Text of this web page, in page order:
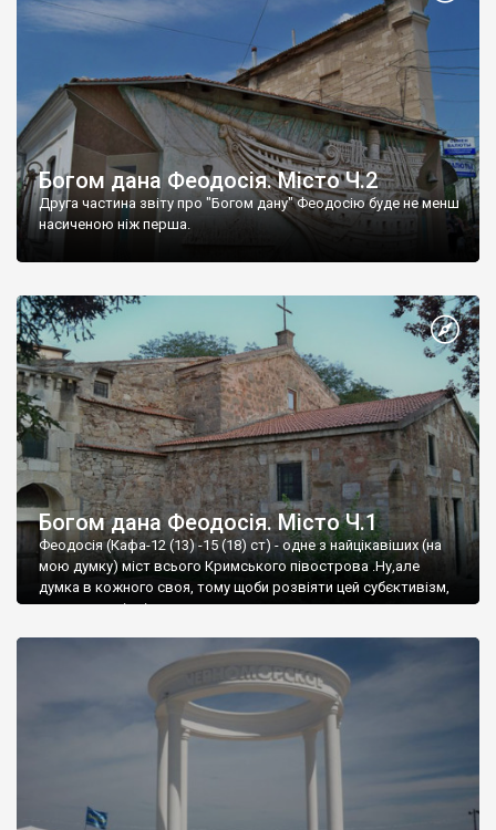
Богом дана Феодосія. Місто Ч.2
Друга частина звіту про "Богом дану" Феодосію буде не менш
насиченою ніж перша.
Богом дана Феодосія. Місто Ч.1
Феодосія (Кафа-12 (13) -15 (18) ст) - одне з найцікавіших (на
мою думку) міст всього Кримського півострова .Ну,але
думка в кожного своя, тому щоби розвіяти цей субєктивізм,
запрошую відвідати це